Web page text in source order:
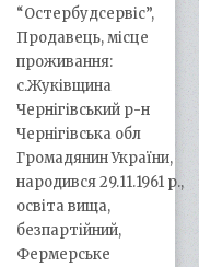
“Остербудсервіс”,
Продавець, місце
проживання:
с.Жуківщина
Чернігівський р-н
Чернігівська обл
Громадянин України,
народився 29.11.1961 р.,
освіта вища,
безпартійний,
Фермерське